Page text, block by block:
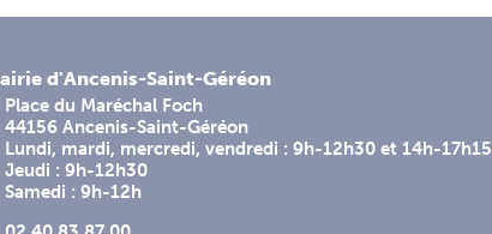
d'Ancenis-Saint-Géréon
Place du Maréchal Foch
44156 Ancenis-Saint-Géréon
Lundi, mardi, mercredi, vendredi : 9h-12h30 et 14h-17h15
Jeudi : 9h-12h30
Samedi : 9h-12h